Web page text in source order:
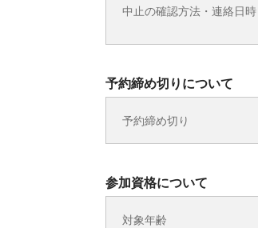
中止の確認方法・連絡日時
予約締め切りについて
予約締め切り
参加資格について
対象年齢